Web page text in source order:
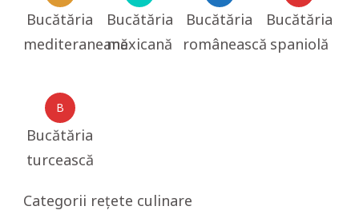
Bucătăria
mediteraneană
Bucătăria
mexicană
Bucătăria
românească
Bucătăria
spaniolă
B
Bucătăria
turcească
Categorii rețete culinare